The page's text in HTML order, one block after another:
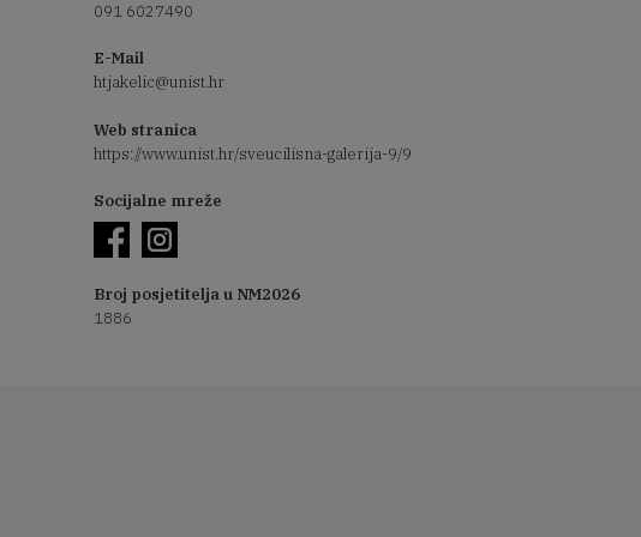
091 6027490
E-Mail
htjakelic@unist.hr
Web stranica
https://www.unist.hr/sveucilisna-galerija-9/9
Socijalne mreže
Broj posjetitelja u NM2026
1886